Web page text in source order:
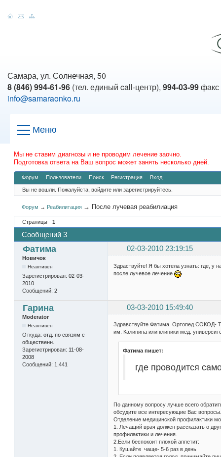
Самара, ул. Солнечная, 50
8 (846) 994-61-96 (тел. единый call-центр), 994-03-99факс
info@samaraonko.ru
Меню
Мы не ставим диагнозы и не проводим лечение заочно.
Подготовка ответа на Ваш вопрос может занять несколько дней.
Форум Пользователи Поиск Регистрация Вход
Вы не вошли. Пожалуйста, войдите или зарегистрируйтесь.
Форум → Реабилитация → После лучевая реабилиация
Страницы 1
Сообщений 3
Фатима 02-03-2010 23:19:15
Новичок
Неактивен
Зарегистрирован: 02-03-
2010
Сообщений: 2
Здраствуйте! Я бы хотела узнать: где, у
после лучевое лечение
Гарина 03-03-2010 15:49:40
Moderator
Неактивен
Откуда: отд. по связям с
общественн.
Зарегистрирован: 11-08-
2008
Сообщений: 1,441
Здравствуйте Фатима. Ортопед СОКОД-
им. Калинина или клиники мед.
Фатима пишет:
где проводится
По данному вопросу лучше всего
обсудите все интересующие Вас вопросы.
Отделение медицинской профилактики
1. Лечащий врач должен рассказать о
профилактики и лечения.
2.Если беспокоит плохой аппетит:
1. Кушайте чаще- 5-6 раз в день